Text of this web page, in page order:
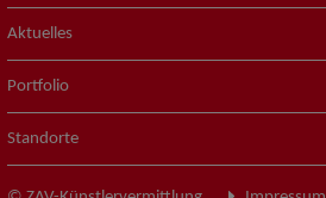
Aktuelles
Portfolio
Standorte